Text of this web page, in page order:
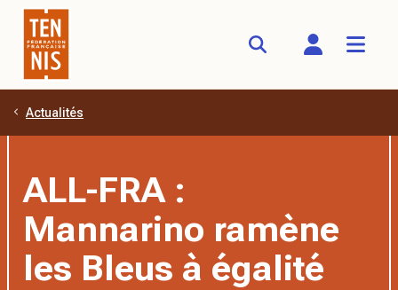
Aller au contenu principal
Actualités
ALL-FRA :
Mannarino ramène
les Bleus à égalité